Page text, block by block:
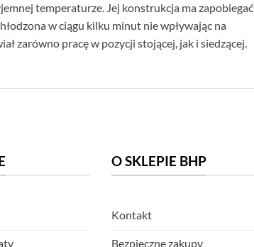
temperaturze. Jej konstrukcja ma zapobiegać
w ciągu kilku minut nie wpływając na
zarówno pracę w pozycji stojącej, jak i siedzącej.
O SKLEPIE BHP
Kontakt
Bezpieczne zakupy